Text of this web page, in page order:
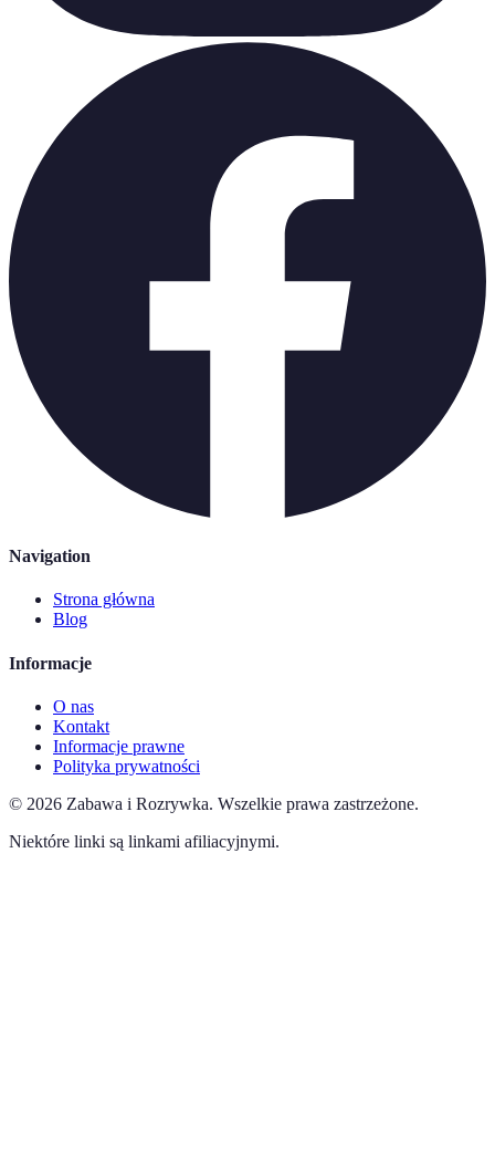
Navigation
Strona główna
Blog
Informacje
O nas
Kontakt
Informacje prawne
Polityka prywatności
© 2026 Zabawa i Rozrywka. Wszelkie prawa zastrzeżone.
Niektóre linki są linkami afiliacyjnymi.